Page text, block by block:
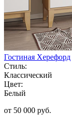
Гостиная Херефорд
Стиль:
Классический
Цвет:
Белый
от 50 000 руб.